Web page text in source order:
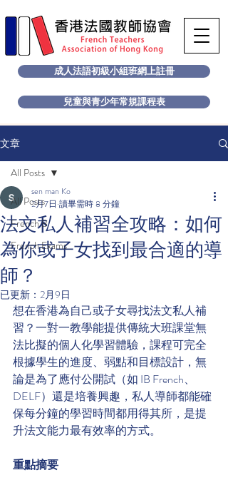
成人法語初級小組班網上註冊
兒童與青少年常規課程表
文章
All Posts
French B
French Exams
All Posts
法文私人補習全攻略：如何
為你或子女找到最合適的導
師？
sen man Ko
2月7日 讀畢需時 8 分鐘
已更新： 2月9日
想在香港為自己或子女尋找法文私人補
習？一對一教學能提供傳統大班課堂無
法比擬的個人化學習體驗，課程可完全
根據學生的進度、弱點和目標設計，無
論是為了應付公開試（如 IB French、
DELF）還是培養興趣，私人導師都能確
保每分鐘的學習時間都用得其所，是提
升法文能力最有效率的方式。
重點摘要